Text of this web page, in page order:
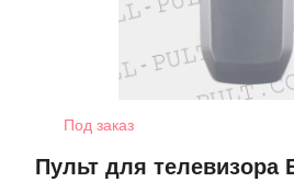
Под заказ
Пульт для телевизора